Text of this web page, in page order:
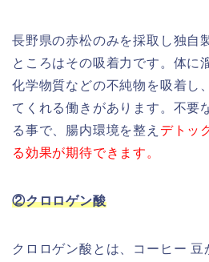
長野県の赤松のみを採取し独自
ところはその吸着力です。体に
化学物質などの不純物を吸着し
てくれる働きがあります。不要
る事で、腸内環境を整え デトッ
る効果が期待できます。
②クロロゲン酸
クロロゲン酸とは、コーヒー 豆